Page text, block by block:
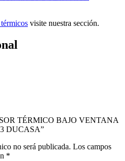
visite nuestra sección.
TÉRMICO BAJO VENTANA
DUCASA”
no será publicada. Los campos
*